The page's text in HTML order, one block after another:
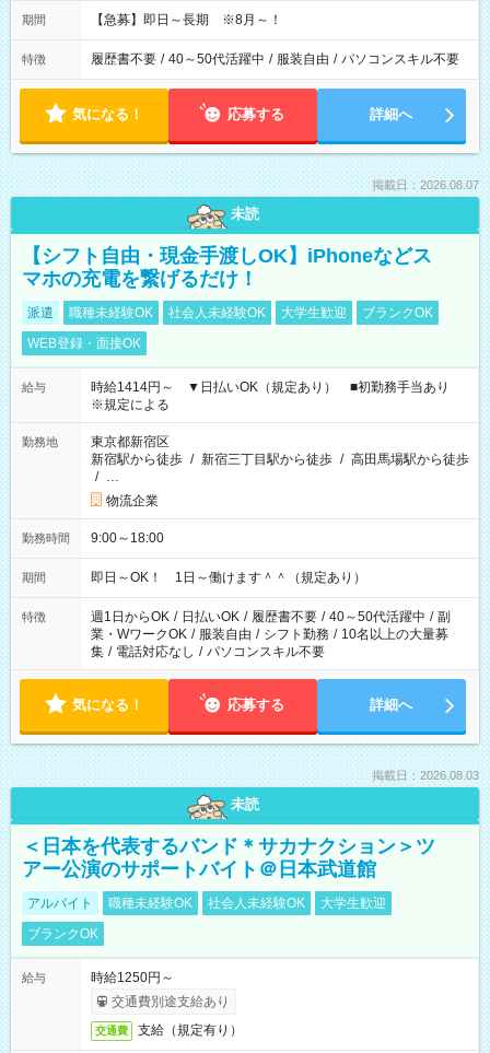
期間 【急募】即日～長期 ※8月～！
特徴 履歴書不要 / 40～50代活躍中 / 服装自由 / パソコンスキル不要
気になる！ 応募する 詳細へ
掲載日：2026.08.07
未読
【シフト自由・現金手渡しOK】iPhoneなどス
マホの充電を繋げるだけ！
派遣 職種未経験OK 社会人未経験OK 大学生歓迎
ブランクOK
WEB登録・面接OK
給与
時給1414円～ ▼日払いOK（規定あり） ■初勤務手当あり
※規定による
勤務地
東京都新宿区
新宿駅から徒歩 / 新宿三丁目駅から徒歩 / 高田馬場駅から徒歩
/ …
物流企業
勤務時間 9:00～18:00
期間 即日～OK！ 1日～働けます＾＾（規定あり）
特徴 週1日からOK / 日払いOK / 履歴書不要 / 40～50代活躍中 / 副
業・WワークOK / 服装自由 / シフト勤務 / 10名以上の大量募
集 / 電話対応なし / パソコンスキル不要
気になる！ 応募する 詳細へ
掲載日：2026.08.03
未読
＜日本を代表するバンド＊サカナクション＞ツ
アー公演のサポートバイト＠日本武道館
アルバイト 職種未経験OK 社会人未経験OK
大学生歓迎
ブランクOK
給与
時給1250円～
交通費別途支給あり
交通費 支給（規定有り）